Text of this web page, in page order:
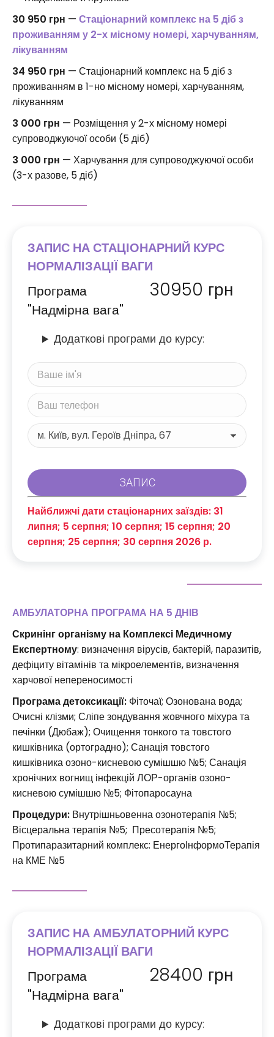
30 950 грн — Стаціонарний комплекс на 5 діб з
проживанням у 2-х місному номері, харчуванням,
лікуванням
34 950 грн — Стаціонарний комплекс на 5 діб з
проживанням в 1-но місному номері, харчуванням,
лікуванням
3 000 грн — Розміщення у 2-х місному номері
супроводжуючої особи (5 діб)
3 000 грн — Харчування для супроводжуючої особи
(3-х разове, 5 діб)
ЗАПИС НА СТАЦІОНАРНИЙ КУРС
НОРМАЛІЗАЦІЇ ВАГИ
Програма
"Надмірна вага"
30950 грн
Додаткові програми до курсу:
Найближчі дати стаціонарних заїздів: 31
липня; 5 серпня; 10 серпня; 15 серпня; 20
серпня; 25 серпня; 30 серпня 2026 р.
АМБУЛАТОРНА ПРОГРАМА НА 5 ДНІВ
Скринінг організму на Комплексі Медичному
Експертному: визначення вірусів, бактерій, паразитів,
дефіциту вітамінів та мікроелементів, визначення
харчової непереносимості
Програма детоксикації: Фіточаї; Озонована вода;
Очисні клізми; Сліпе зондування жовчного міхура та
печінки (Дюбаж); Очищення тонкого та товстого
кишківника (ортоградно); Санація товстого
кишківника озоно-кисневою сумішшю №5; Санація
хронічних вогнищ інфекцій ЛОР-органів озоно-
кисневою сумішшю №5; Фітопаросауна
Процедури: Внутрішньовенна озонотерапія №5;
Вісцеральна терапія №5; Пресотерапія №5;
Протипаразитарний комплекс: ЕнергоІнформоТерапія
на КМЕ №5
ЗАПИС НА АМБУЛАТОРНИЙ КУРС
НОРМАЛІЗАЦІЇ ВАГИ
Програма
"Надмірна вага"
28400 грн
Додаткові програми до курсу: